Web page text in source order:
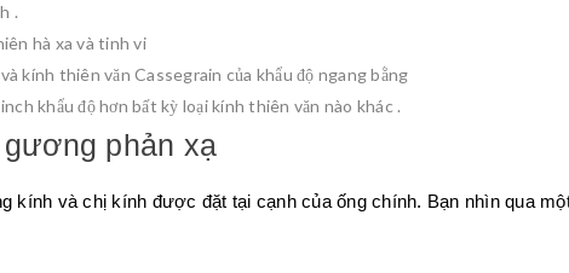
.
hà xa và tinh vi
kính thiên văn Cassegrain của khẩu độ ngang bằng
khẩu độ hơn bất kỳ loại kính thiên văn nào khác .
phản xạ
kính và chị kính được đặt tại cạnh của ống chính. Bạn nhìn qua